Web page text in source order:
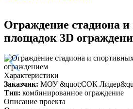
Ограждение стадиона
площадок 3D
Характеристики
Заказчик: МОУ &quot;СОК
Тип: комбинированное ограждение
Описание проекта